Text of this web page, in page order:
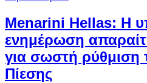
Menarini Hellas: Η
ενημέρωση
για σωστή ρύθμιση
Πίεσης